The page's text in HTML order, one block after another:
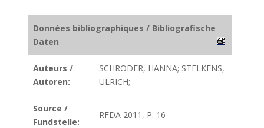
Données bibliographiques / Bibliografische
Daten
Auteurs /
Autoren:
SCHRÖDER, HANNA; STELKENS,
ULRICH;
Source /
Fundstelle:
RFDA 2011, P. 16